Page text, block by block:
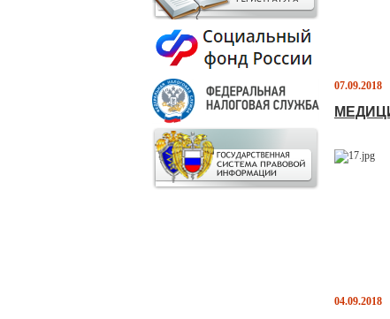
07.09.2018
04.09.2018